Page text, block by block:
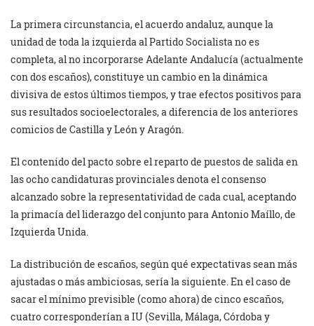
La primera circunstancia, el acuerdo andaluz, aunque la
unidad de toda la izquierda al Partido Socialista no es
completa, al no incorporarse Adelante Andalucía (actualmente
con dos escaños), constituye un cambio en la dinámica
divisiva de estos últimos tiempos, y trae efectos positivos para
sus resultados socioelectorales, a diferencia de los anteriores
comicios de Castilla y León y Aragón.
El contenido del pacto sobre el reparto de puestos de salida en
las ocho candidaturas provinciales denota el consenso
alcanzado sobre la representatividad de cada cual, aceptando
la primacía del liderazgo del conjunto para Antonio Maíllo, de
Izquierda Unida.
La distribución de escaños, según qué expectativas sean más
ajustadas o más ambiciosas, sería la siguiente. En el caso de
sacar el mínimo previsible (como ahora) de cinco escaños,
cuatro corresponderían a IU (Sevilla, Málaga, Córdoba y